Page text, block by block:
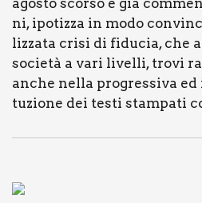
ago­sto scor­so e già
ni, ipo­tiz­za in modo
liz­za­ta cri­si di fidu­cia, che
socie­tà a vari livel­li, tro­vi
anche nel­la pro­gres­si­va
tu­zio­ne dei testi stam­pa­ti